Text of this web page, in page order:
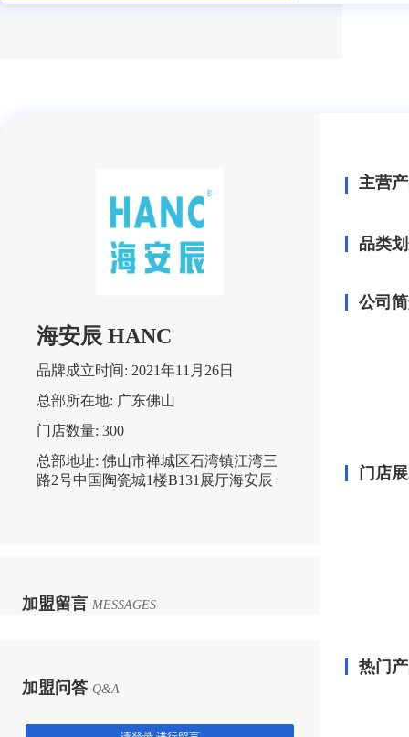
海安辰 HANC
品牌成立时间: 2021年11月26日
总部所在地: 广东佛山
门店数量: 300
总部地址: 佛山市禅城区石湾镇江湾三
路2号中国陶瓷城1楼B131展厅海安辰
加盟留言 MESSAGES
加盟问答 Q&A
主营
品类
公司
门店
热门